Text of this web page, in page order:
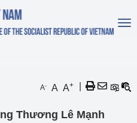
A- A A+
Thương Lê Mạnh